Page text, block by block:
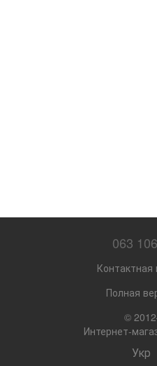
063
Полная
©
Интернет-
Укр